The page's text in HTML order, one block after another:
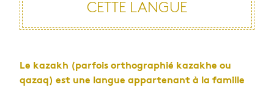
CETTE LANGUE
Le kazakh (parfois orthographié kazakhe ou
qazaq) est une langue appartenant à la famille